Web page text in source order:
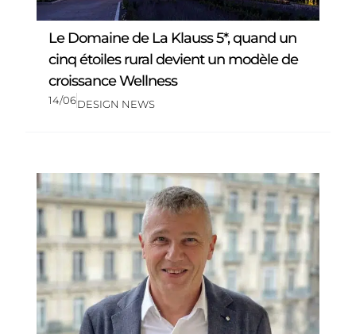
Le Domaine de La Klauss 5*, quand un
cinq étoiles rural devient un modèle de
croissance Wellness
14/06DESIGN NEWS